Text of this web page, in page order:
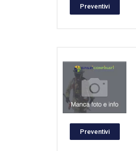
Preventivi
Preventivi